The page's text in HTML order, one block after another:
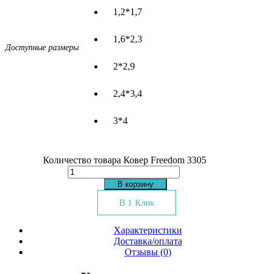
Доступные размеры
1,2*1,7
1,6*2,3
2*2,9
2,4*3,4
3*4
Количество товара Ковер Freedom 3305
В корзину
В 1 Клик
Характеристики
Доставка/оплата
Отзывы (0)